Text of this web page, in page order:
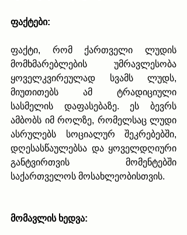
ფაქტები:
ფაქტი, რომ ქართველი ლუდის
მომხმარებლების უმრავლესობა
ყოველკვირეულად სვამს ლუდს,
მიუთითებს ამ ტრადიციული
სასმელის დაფასებაზე. ეს ბევრს
ამბობს იმ როლზე, რომელსაც ლუდი
ასრულებს სოციალურ შეკრებებში,
დღესასწაულებსა და ყოველდღიური
განტვირთვის მომენტებში
საქართველოს მოსახლეობისთვის.
მომავლის ხედვა: